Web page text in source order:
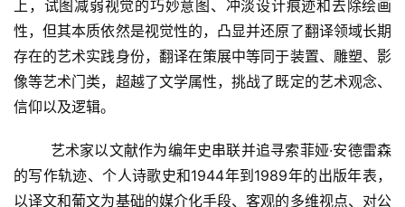
上，试图减弱视觉的巧妙意图、冲淡设计痕迹和去除绘画
性，但其本质依然是视觉性的，凸显并还原了翻译领域长期
存在的艺术实践身份，翻译在策展中等同于装置、雕塑、影
像等艺术门类，超越了文学属性，挑战了既定的艺术观念、
信仰以及逻辑。
的写作轨迹、个人诗歌史和1944年到1989年的出版年表，
以译文和葡文为基础的媒介化手段、客观的多维视点、对公